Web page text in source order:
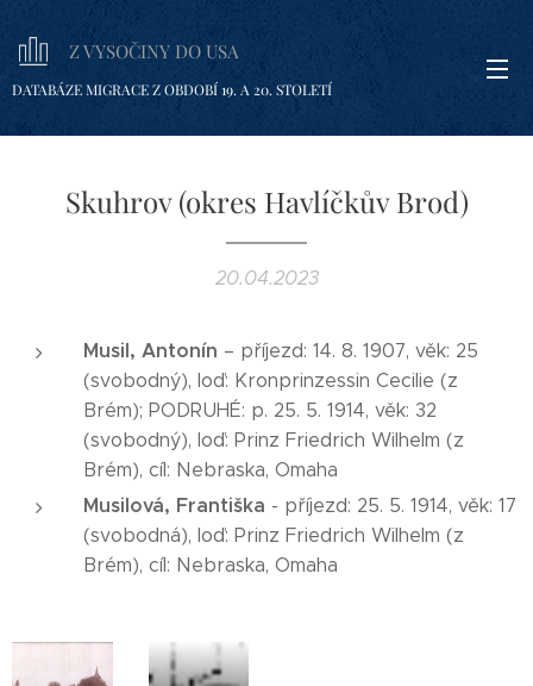
Z VYSOČINY DO USA
DATABÁZE MIGRACE Z OBDOBÍ 19. A 20. STOLETÍ
Skuhrov (okres Havlíčkův Brod)
20.04.2023
Musil, Antonín – příjezd: 14. 8. 1907, věk: 25
(svobodný), loď: Kronprinzessin Cecilie (z
Brém); PODRUHÉ: p. 25. 5. 1914, věk: 32
(svobodný), loď: Prinz Friedrich Wilhelm (z
Brém), cíl: Nebraska, Omaha
Musilová, Františka - příjezd: 25. 5. 1914, věk: 17
(svobodná), loď: Prinz Friedrich Wilhelm (z
Brém), cíl: Nebraska, Omaha